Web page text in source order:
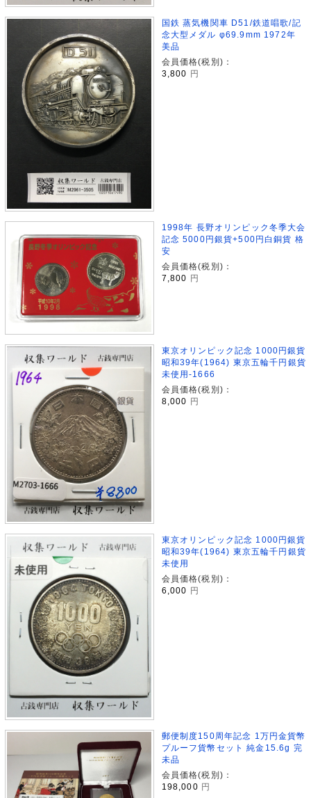
国鉄 蒸気機関車 D51/鉄道唱歌/記
念大型メダル φ69.9mm 1972年
美品
会員価格(税別)：
3,800 円
1998年 長野オリンピック冬季大会
記念 5000円銀貨+500円白銅貨 格
安
会員価格(税別)：
7,800 円
東京オリンピック記念 1000円銀貨
昭和39年(1964) 東京五輪千円銀貨
未使用-1666
会員価格(税別)：
8,000 円
東京オリンピック記念 1000円銀貨
昭和39年(1964) 東京五輪千円銀貨
未使用
会員価格(税別)：
6,000
円
郵便制度150周年記念 1万円金貨幣
プルーフ貨幣セット 純金15.6g 完
未品
会員価格(税別)：
198,000 円